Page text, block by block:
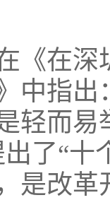
《在
中指出
轻而
了“十
是改